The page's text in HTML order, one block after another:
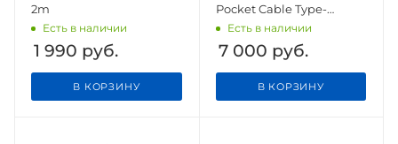
2m
Есть в наличии
1 990 руб.
В КОРЗИНУ
Pocket Cable Type-
C/Type-C, черный
Есть в наличии
7 000 руб.
В КОРЗИНУ